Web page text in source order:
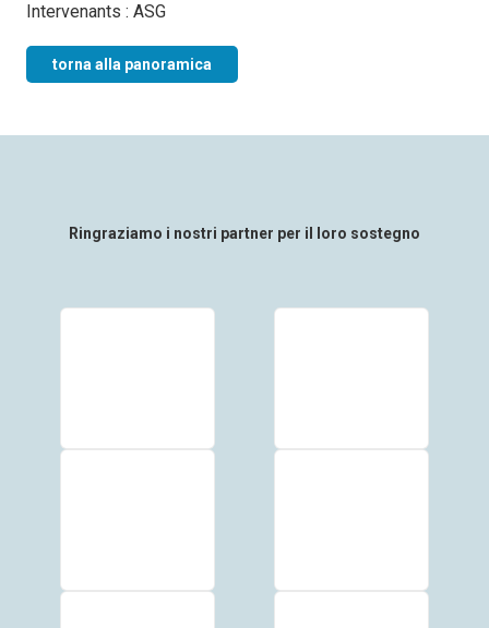
Intervenants : ASG
torna alla panoramica
Ringraziamo i nostri partner per il loro sostegno